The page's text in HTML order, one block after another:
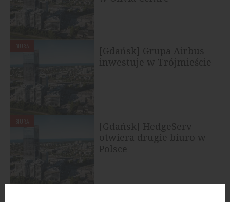
[Gdańsk] Grupa Airbus
inwestuje w Trójmieście
[Gdańsk] HedgeServ
otwiera drugie biuro w
Polsce